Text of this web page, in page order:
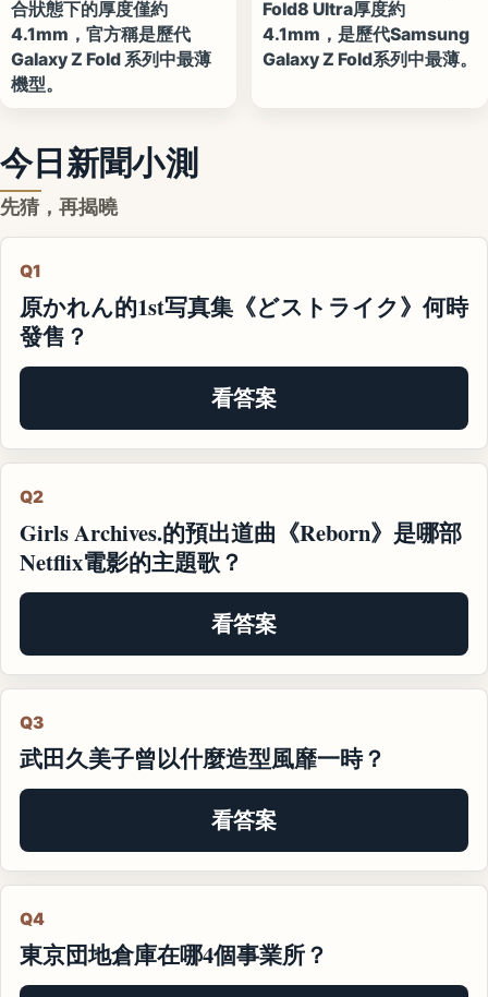
合狀態下的厚度僅約
4.1mm，官方稱是歷代
Galaxy Z Fold 系列中最薄
機型。
Fold8 Ultra厚度約
4.1mm，是歷代Samsung
Galaxy Z Fold系列中最薄。
今日新聞小測
先猜，再揭曉
Q1
原かれん的1st写真集《どストライク》何時
發售？
看答案
Q2
Girls Archives.的預出道曲《Reborn》是哪部
Netflix電影的主題歌？
看答案
Q3
武田久美子曾以什麼造型風靡一時？
看答案
Q4
東京団地倉庫在哪4個事業所？